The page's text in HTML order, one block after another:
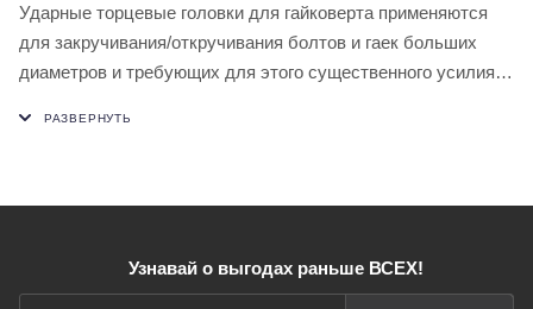
Ударные торцевые головки для гайковерта применяются
для закручивания/откручивания болтов и гаек больших
диаметров и требующих для этого существенного усилия.
Узнавай о выгодах раньше ВСЕХ!